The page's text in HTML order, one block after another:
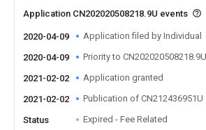
Application CN202020508218.9U events
2020-04-09 Application filed by Individual
2020-04-09 Priority to CN202020508218.9U
2021-02-02 Application granted
2021-02-02 Publication of CN212436951U
Status Expired - Fee Related